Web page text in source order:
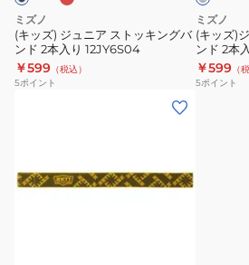
ッ
キ
ン
グ
本
ミズノ
(キッズ) ジュニア ストッキングバ
ンド 2本入り 12JY6S04
￥599 （税込）
5ポイント
ッ
キ
ン
グ
ミズノ
(キッズ)
ンド 2本
￥599 （
5ポイント
ュ